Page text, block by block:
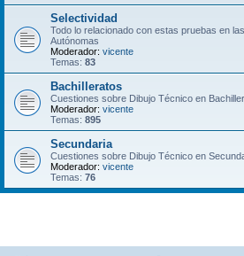
Selectividad
Todo lo relacionado con estas pruebas en
Autónomas
Moderador: vicente
Temas: 83
Bachilleratos
Cuestiones sobre Dibujo Técnico en
Moderador: vicente
Temas: 895
Secundaria
Cuestiones sobre Dibujo Técnico en
Moderador: vicente
Temas: 76